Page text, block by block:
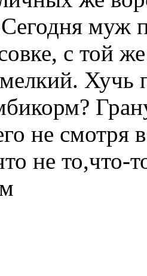
муж
с той
Хучь
не смотря
не то,что-